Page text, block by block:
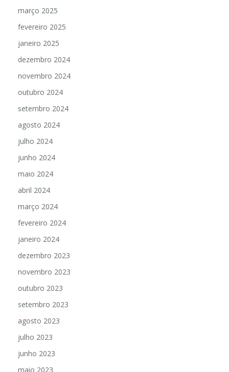
março 2025
fevereiro 2025
janeiro 2025
dezembro 2024
novembro 2024
outubro 2024
setembro 2024
agosto 2024
julho 2024
junho 2024
maio 2024
abril 2024
março 2024
fevereiro 2024
janeiro 2024
dezembro 2023
novembro 2023
outubro 2023
setembro 2023
agosto 2023
julho 2023
junho 2023
maio 2023